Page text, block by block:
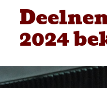
2024